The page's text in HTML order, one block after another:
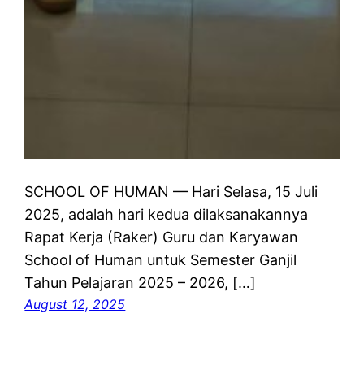
SCHOOL OF HUMAN — Hari Selasa, 15 Juli
2025, adalah hari kedua dilaksanakannya
Rapat Kerja (Raker) Guru dan Karyawan
School of Human untuk Semester Ganjil
Tahun Pelajaran 2025 – 2026, […]
August 12, 2025